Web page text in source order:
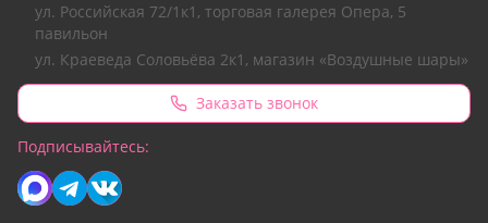
ул. Российская 72/1к1, торговая галерея Опера, 5
павильон
ул. Краеведа Соловьёва 2к1, магазин «Воздушные шары»
Заказать звонок
Подписывайтесь: